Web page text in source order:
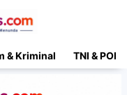
& Kriminal TNI &